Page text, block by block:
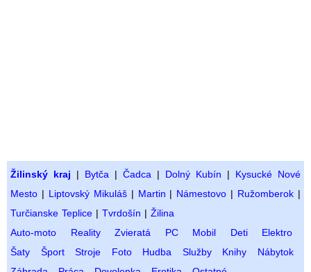
Žilinský kraj | Bytča | Čadca | Dolný Kubín | Kysucké Nové
Mesto | Liptovský Mikuláš| Martin | Námestovo | Ružomberok |
Turčianske Teplice | Tvrdošín | Žilina
Auto-moto
Reality Zvieratá PC Mobil Deti
Elektro
Šaty
Šport Stroje Foto Hudba Služby Knihy
Nábytok